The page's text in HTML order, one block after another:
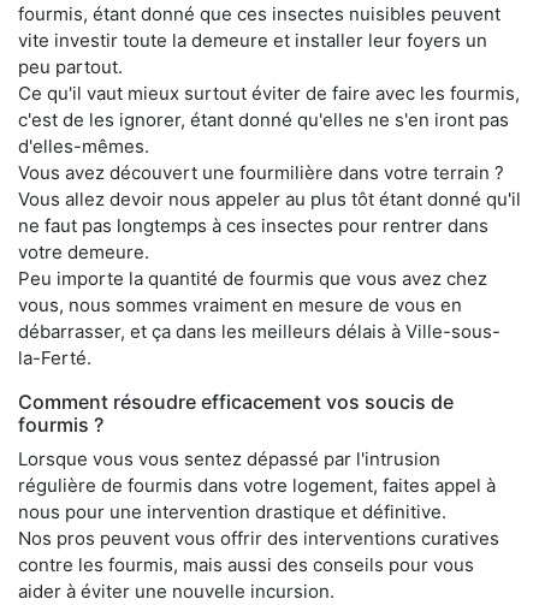
fourmis, étant donné que ces insectes nuisibles peuvent
vite investir toute la demeure et installer leur foyers un
peu partout.
Ce qu'il vaut mieux surtout éviter de faire avec les fourmis,
c'est de les ignorer, étant donné qu'elles ne s'en iront pas
d'elles-mêmes.
Vous avez découvert une fourmilière dans votre terrain ?
Vous allez devoir nous appeler au plus tôt étant donné qu'il
ne faut pas longtemps à ces insectes pour rentrer dans
votre demeure.
Peu importe la quantité de fourmis que vous avez chez
vous, nous sommes vraiment en mesure de vous en
débarrasser, et ça dans les meilleurs délais à Ville-sous-
la-Ferté.
Comment résoudre efficacement vos soucis de
fourmis ?
Lorsque vous vous sentez dépassé par l'intrusion
régulière de fourmis dans votre logement, faites appel à
nous pour une intervention drastique et définitive.
Nos pros peuvent vous offrir des interventions curatives
contre les fourmis, mais aussi des conseils pour vous
aider à éviter une nouvelle incursion.